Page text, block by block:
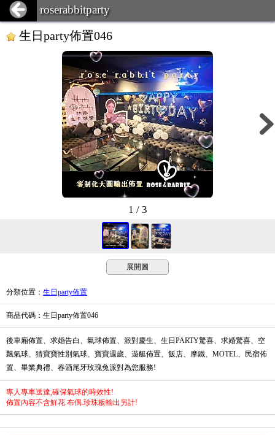
roserabbitparty
生日party佈置046
1 / 3
展開圖
分類位置 ： 生日party佈置
商品代碼 ：生日party佈置046
後車廂佈置、求婚告白、氣球佈置、派對慶生、生日PARTY驚喜、求婚驚喜、空
飄氣球、猜寶寶性別氣球、寶寶週歲、遊艇佈置、飯店、摩鐵、MOTEL、民宿佈
置、畢業典禮、春酒尾牙玫瑰兔派對為您服務!
專人專車送達,確保氣球的時效性!
佈置內容不含鮮花.布偶.珍珠板輸出另計!